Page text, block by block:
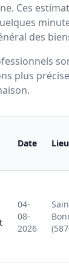
Ces
des
plus
Date Lieu
04-
08-
2026